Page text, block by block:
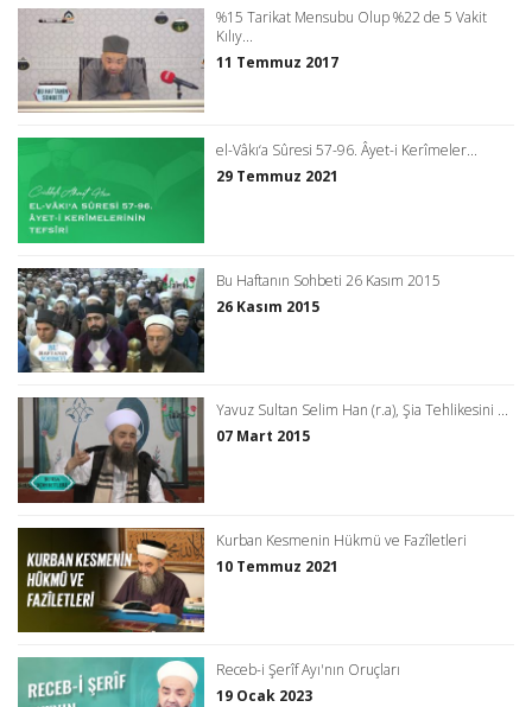
%15 Tarikat Mensubu Olup %22 de 5 Vakit
Kılıy...
11 Temmuz 2017
el-Vâkı‘a Sûresi 57-96. Âyet-i Kerîmeler...
29 Temmuz 2021
Bu Haftanın Sohbeti 26 Kasım 2015
26 Kasım 2015
Yavuz Sultan Selim Han (r.a), Şia Tehlikesini ...
07 Mart 2015
Kurban Kesmenin Hükmü ve Fazîletleri
10 Temmuz 2021
Receb-i Şerîf Ayı'nın Oruçları
19 Ocak 2023